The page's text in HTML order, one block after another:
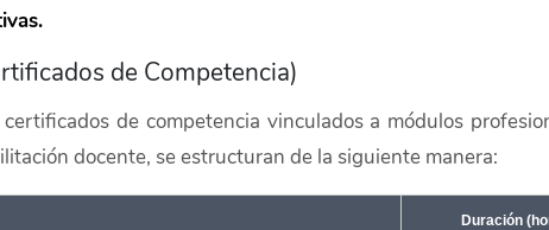
de Competencia)
de competencia vinculados a módulos
docente, se estructuran de la siguiente manera:
Duración